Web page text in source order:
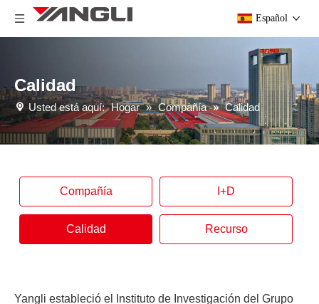
Español
Calidad
Usted está aquí: Hogar » Compañía » Calidad
Compañía I+D
Calidad Recurso
Yangli estableció el Instituto de Investigación del Grupo